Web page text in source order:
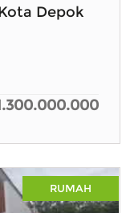
Depok
RUMAH